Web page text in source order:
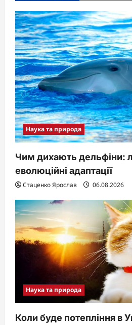
Наука та природа
Чим дихають дельфіни:
еволюційні адаптації
Стаценко Ярослав 06.08.2026
Наука та природа
Коли буде потепління в